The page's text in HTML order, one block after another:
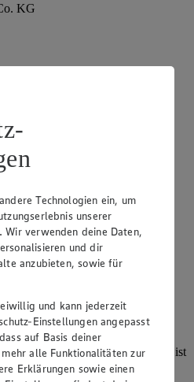
KG
i.B.
gem. § 27a UStG:
(Sprecher)
(Vorstandsmitglied), Jürgen
Mogck (Vorstandsmitglied),
geschützt. Der
das Recht, den auf dieser
oder ausschnittsweise zu
Aus Gründen des Urheberrechts ist
von Bildmaterial
Technologien ein, um
unserer
Wir verwenden deine Daten,
und dir
anzubieten, sowie für
und kann jederzeit
Einstellungen angepasst
auf Basis deiner
alle Funktionalitäten zur
Erklärungen sowie einen